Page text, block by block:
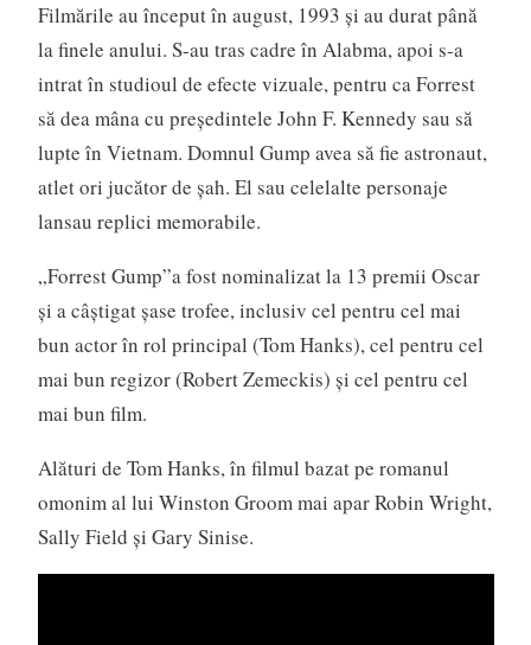
Filmările au început în august, 1993 și au durat până
la finele anului. S-au tras cadre în Alabma, apoi s-a
intrat în studioul de efecte vizuale, pentru ca Forrest
să dea mâna cu președintele John F. Kennedy sau să
lupte în Vietnam. Domnul Gump avea să fie astronaut,
atlet ori jucător de șah. El sau celelalte personaje
lansau replici memorabile.
„Forrest Gump”a fost nominalizat la 13 premii Oscar
şi a câştigat şase trofee, inclusiv cel pentru cel mai
bun actor în rol principal (Tom Hanks), cel pentru cel
mai bun regizor (Robert Zemeckis) şi cel pentru cel
mai bun film.
Alături de Tom Hanks, în filmul bazat pe romanul
omonim al lui Winston Groom mai apar Robin Wright,
Sally Field şi Gary Sinise.